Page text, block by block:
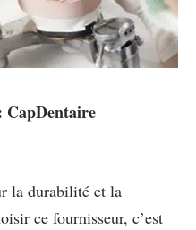
CapDentaire
la durabilité et la
ce fournisseur, c’est